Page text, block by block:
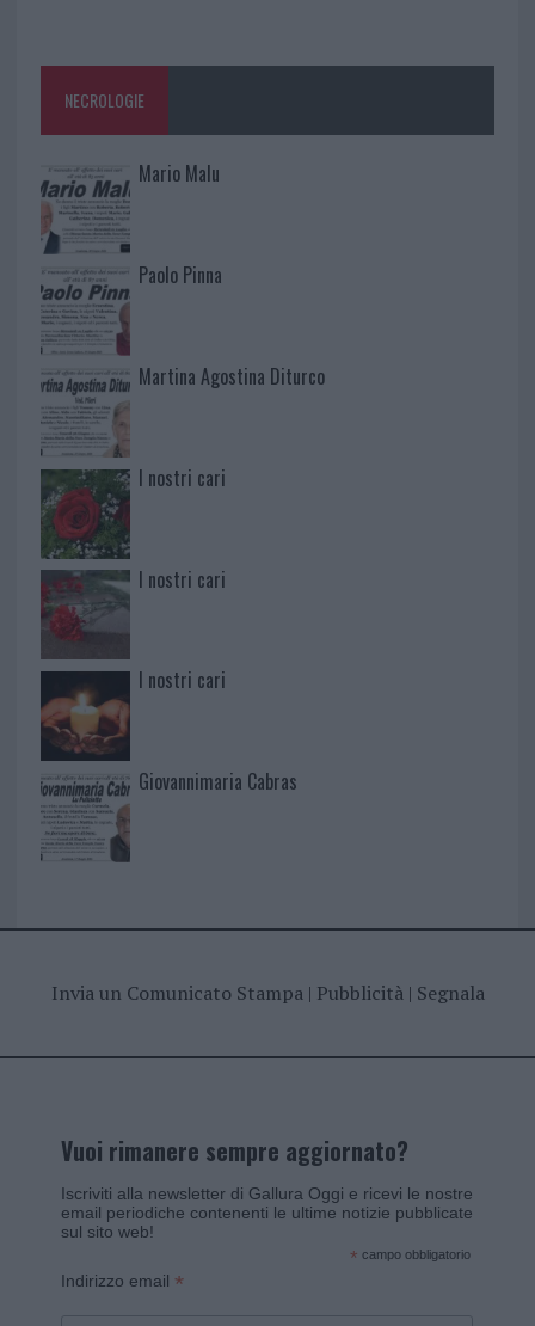
NECROLOGIE
Mario Malu
Paolo Pinna
Martina Agostina Diturco
I nostri cari
I nostri cari
I nostri cari
Giovannimaria Cabras
Invia un Comunicato Stampa| Pubblicità| Segnala
Vuoi rimanere sempre aggiornato?
Iscriviti alla newsletter di Gallura Oggi e ricevi le nostre
email periodiche contenenti le ultime notizie pubblicate
sul sito web!
* campo obbligatorio
Indirizzo email *